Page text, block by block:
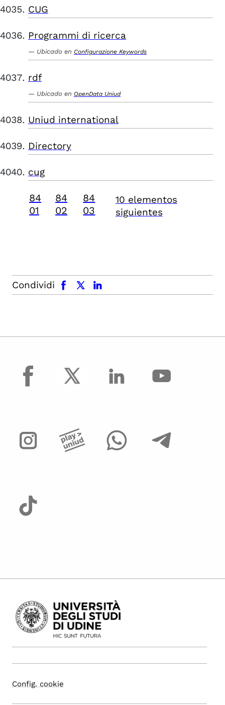
CUG
Programmi di ricerca
Ubicado en Configurazione Keywords
rdf
Ubicado en OpenData Uniud
Uniud international
Directory
cug
84
01
84
02
84
03
10 elementos
siguientes
Condividi
facebook x.com linkedin
facebook
Config. cookie